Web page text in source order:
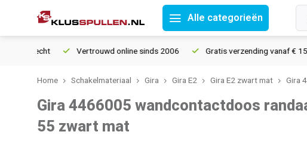
Alle categorieën
Vertrouwd online sinds 2006 Gratis verzending vanaf € 150
Home Schakelmateriaal Gira Gira E2 Gira E2 zwart mat Gira
Gira 4466005 wandcontactdoos
55 zwart mat